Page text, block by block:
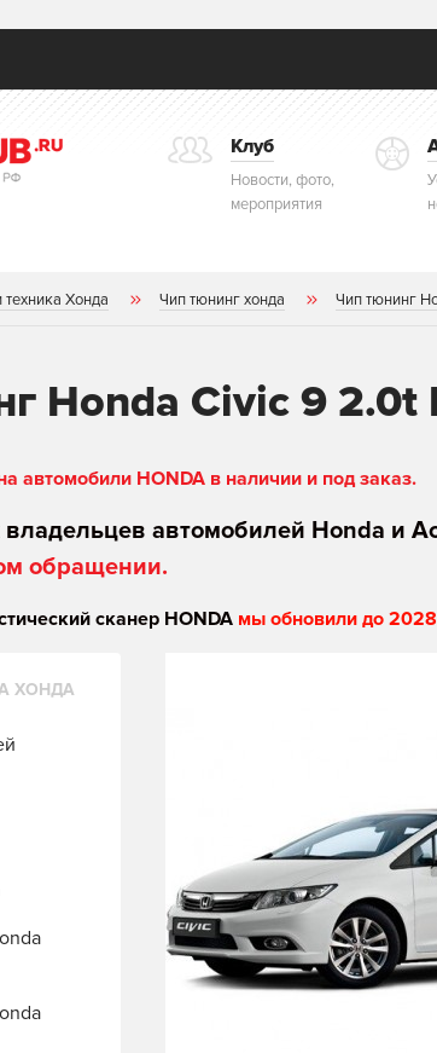
Клуб
Новости, фото,
мероприятия
техника Хонда Чип тюнинг хонда Чип тюнинг
Honda Civic 9 2.0t
автомобили HONDA в наличии и под заказ.
автомобилей Honda и
обращении.
сканер HONDA мы обновили до 2028
ХОНДА